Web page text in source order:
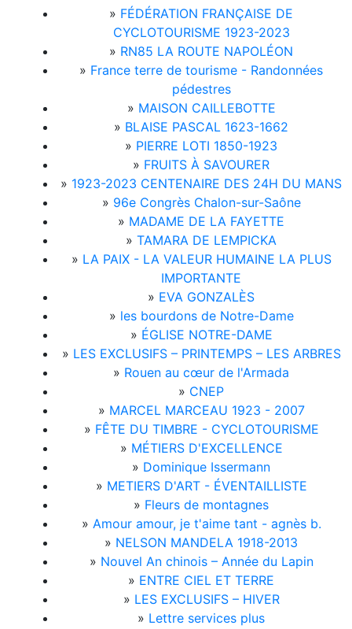
» FÉDÉRATION FRANÇAISE DE
CYCLOTOURISME 1923-2023
» RN85 LA ROUTE NAPOLÉON
» France terre de tourisme - Randonnées
pédestres
» MAISON CAILLEBOTTE
» BLAISE PASCAL 1623-1662
» PIERRE LOTI 1850-1923
» FRUITS À SAVOURER
» 1923-2023 CENTENAIRE DES 24H DU MANS
» 96e Congrès Chalon-sur-Saône
» MADAME DE LA FAYETTE
» TAMARA DE LEMPICKA
» LA PAIX - LA VALEUR HUMAINE LA PLUS
IMPORTANTE
» EVA GONZALÈS
» les bourdons de Notre-Dame
» ÉGLISE NOTRE-DAME
» LES EXCLUSIFS – PRINTEMPS – LES ARBRES
» Rouen au cœur de l'Armada
» CNEP
» MARCEL MARCEAU 1923 - 2007
» FÊTE DU TIMBRE - CYCLOTOURISME
» MÉTIERS D'EXCELLENCE
» Dominique Issermann
» METIERS D'ART - ÉVENTAILLISTE
» Fleurs de montagnes
» Amour amour, je t'aime tant - agnès b.
» NELSON MANDELA 1918-2013
» Nouvel An chinois – Année du Lapin
» ENTRE CIEL ET TERRE
» LES EXCLUSIFS – HIVER
» Lettre services plus